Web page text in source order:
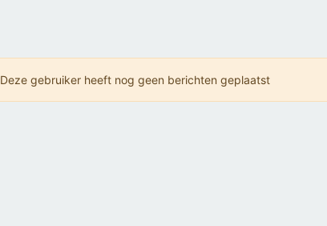
Deze gebruiker heeft nog geen berichten geplaatst